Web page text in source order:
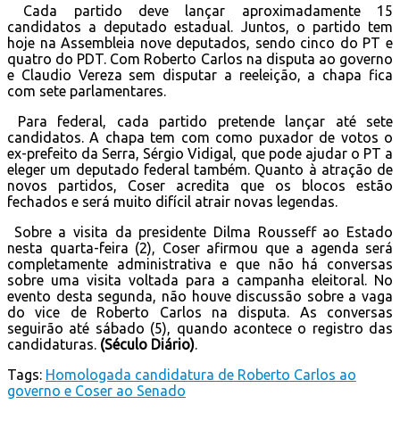
Cada partido deve lançar aproximadamente 15
candidatos a deputado estadual. Juntos, o partido tem
hoje na Assembleia nove deputados, sendo cinco do PT e
quatro do PDT. Com Roberto Carlos na disputa ao governo
e Claudio Vereza sem disputar a reeleição, a chapa fica
com sete parlamentares.
Para federal, cada partido pretende lançar até sete
candidatos. A chapa tem com como puxador de votos o
ex-prefeito da Serra, Sérgio Vidigal, que pode ajudar o PT a
eleger um deputado federal também. Quanto à atração de
novos partidos, Coser acredita que os blocos estão
fechados e será muito difícil atrair novas legendas.
Sobre a visita da presidente Dilma Rousseff ao Estado
nesta quarta-feira (2), Coser afirmou que a agenda será
completamente administrativa e que não há conversas
sobre uma visita voltada para a campanha eleitoral. No
evento desta segunda, não houve discussão sobre a vaga
do vice de Roberto Carlos na disputa. As conversas
seguirão até sábado (5), quando acontece o registro das
candidaturas. (Século Diário).
Tags: Homologada candidatura de Roberto Carlos ao
governo e Coser ao Senado